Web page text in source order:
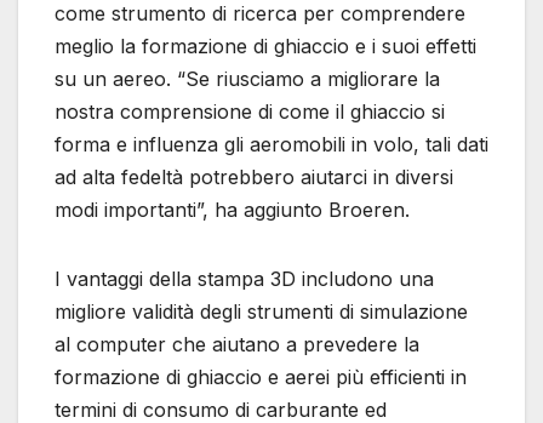
come strumento di ricerca per comprendere
meglio la formazione di ghiaccio e i suoi effetti
su un aereo. “Se riusciamo a migliorare la
nostra comprensione di come il ghiaccio si
forma e influenza gli aeromobili in volo, tali dati
ad alta fedeltà potrebbero aiutarci in diversi
modi importanti”, ha aggiunto Broeren.
I vantaggi della stampa 3D includono una
migliore validità degli strumenti di simulazione
al computer che aiutano a prevedere la
formazione di ghiaccio e aerei più efficienti in
termini di consumo di carburante ed